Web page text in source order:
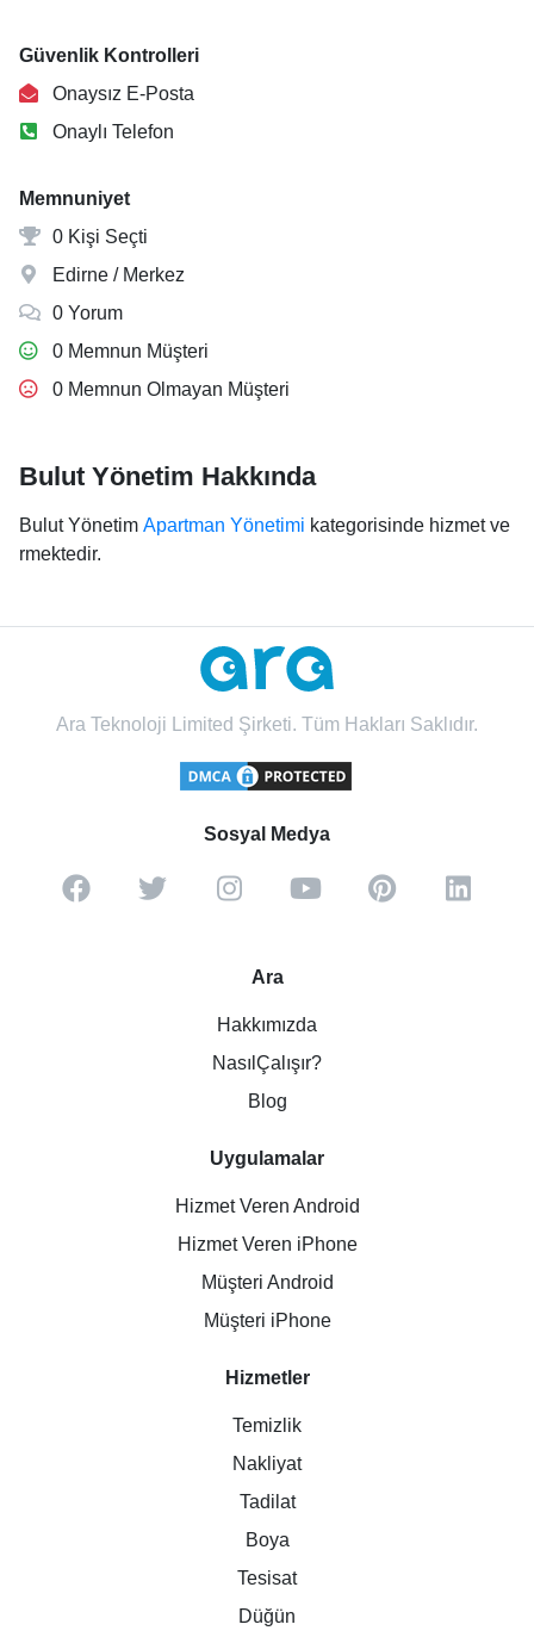
Güvenlik Kontrolleri
Onaysız E-Posta
Onaylı Telefon
Memnuniyet
0 Kişi Seçti
Edirne / Merkez
0 Yorum
0 Memnun Müşteri
0 Memnun Olmayan Müşteri
Bulut Yönetim Hakkında
Bulut Yönetim Apartman Yönetimi kategorisinde hizmet ve
rmektedir.
Ara Teknoloji Limited Şirketi. Tüm Hakları Saklıdır.
Sosyal Medya
Ara
Hakkımızda
NasılÇalışır?
Blog
Uygulamalar
Hizmet Veren Android
Hizmet Veren iPhone
Müşteri Android
Müşteri iPhone
Hizmetler
Temizlik
Nakliyat
Tadilat
Boya
Tesisat
Düğün